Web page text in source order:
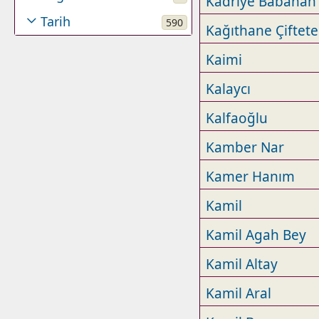
Tarih 590
Kağıthane
Kaimi
Kalaycı
Kalfaoğlu
Kamber Nar
Kamer Hanım
Kamil
Kamil Agah Bey
Kamil Altay
Kamil Aral